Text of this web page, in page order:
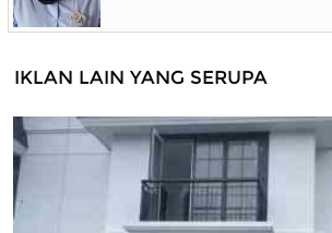
IKLAN LAIN YANG SERUPA